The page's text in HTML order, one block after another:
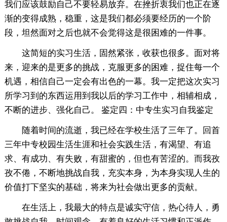
我们应该鼓励自己不要轻易放弃。在挫折衷我们也正在逐
渐的变得成熟，稳重，这是我们都必须要经历的一个阶
段，坦然面对之后也就不会觉得这是很困难的一件事。
这简短的实习生活，固然紧张，收获也很多。面对将
来，迎来的是更多的挑战，克服更多的困难，捉住每一个
机遇，相信自己一定会有出色的一幕。我一定把这次实习
所学习到的东西运用到我以后的学习工作中，相辅相成，
不断的进步、强化自己。 鉴定四：中专生实习自我鉴定
随着时间的流逝，我已经在学校生活了三年了。回首
三年中专校园生活生涯和社会实践生活，有渴望、有追
求、有成功、有失败，有甜蜜的，但也有苦涩的。而我孜
孜不倦，不断地挑战自我，充实本身，为本身实现人生的
价值打下坚实的基础，将来为社会做出更多的贡献。
在生活上，我最大的特点是诚实守信，热心待人，勇